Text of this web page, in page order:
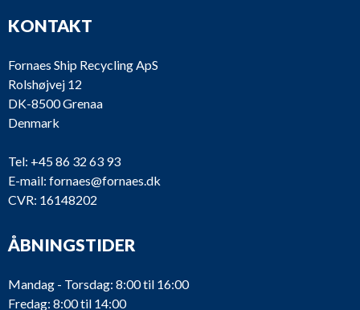
KONTAKT
Fornaes Ship Recycling ApS
Rolshøjvej 12
DK-8500 Grenaa
Denmark
Tel: +45 86 32 63 93
E-mail: fornaes@fornaes.dk
CVR: 16148202
ÅBNINGSTIDER
Mandag - Torsdag: 8:00 til 16:00
Fredag: 8:00 til 14:00